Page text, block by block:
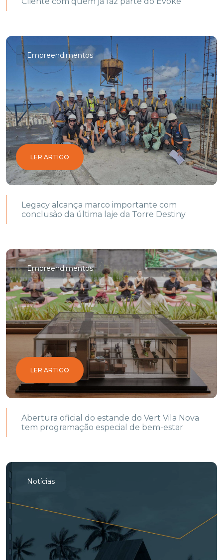
Empreendimentos
LER ARTIGO
Legacy alcança marco importante com
conclusão da última laje da Torre Destiny
Empreendimentos
LER ARTIGO
Abertura oficial do estande do Vert Vila Nova
tem programação especial de bem-estar
Notícias